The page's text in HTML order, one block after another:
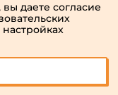
даете согласие